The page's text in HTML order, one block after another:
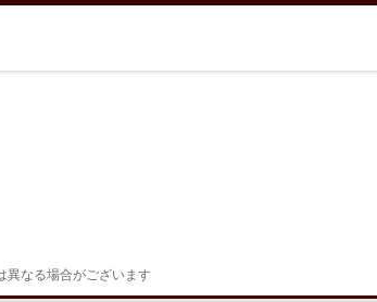
異なる場合がございます